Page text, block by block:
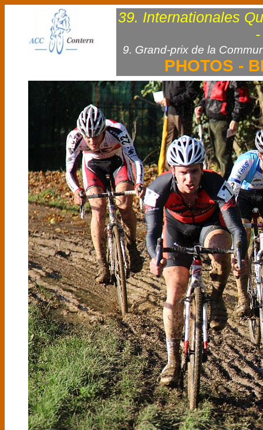
39. Internationales
9. Grand-prix de la
PHOTOS -